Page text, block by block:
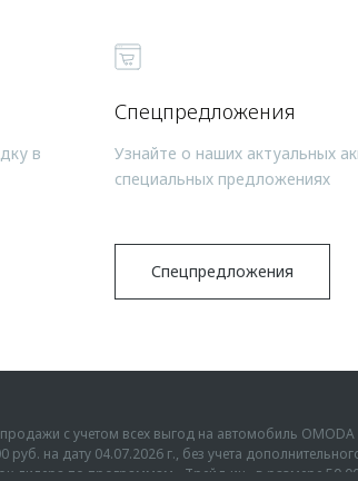
в
Спецпредложения
Узнайте о наших актуальных
специальных предложениях
Спецпредложения
с учетом всех выгод на автомобиль
на дату 04.07.2026 г., без учета
дилера по программам «Трейд-ин» в размере 50